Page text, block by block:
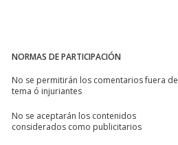
NORMAS DE PARTICIPACIÓN
No se permitirán los comentarios fuera de
tema ó injuriantes
No se aceptarán los contenidos
considerados como publicitarios